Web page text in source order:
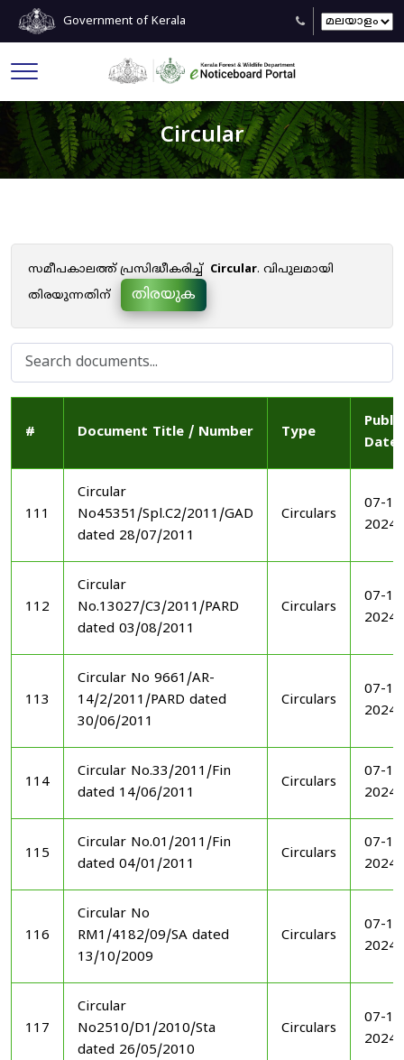
Government of Kerala
Circular
സമീപകാലത്ത് പ്രസിദ്ധീകരിച്ച് Circular. വിപുലമായി
തിരയുന്നതിന്
തിരയുക
# Document Title / Number Type
Date
111
Circular
No45351/Spl.C2/2011/GAD
dated 28/07/2011
Circulars
07-
2024
112
Circular
No.13027/C3/2011/PARD
dated 03/08/2011
Circulars
07-
2024
113
Circular No 9661/AR-
14/2/2011/PARD dated
30/06/2011
Circulars
07-
2024
114
Circular No.33/2011/Fin
dated 14/06/2011
Circulars
07-
2024
115
Circular No.01/2011/Fin
dated 04/01/2011
Circulars
07-
2024
116
Circular No
RM1/4182/09/SA dated
13/10/2009
Circulars
07-
2024
117
Circular
No2510/D1/2010/Sta
dated 26/05/2010
Circulars
07-
2024